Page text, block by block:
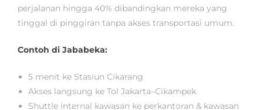
perjalanan hingga 40% dibandingkan mereka yang
tinggal di pinggiran tanpa akses transportasi umum.
Contoh di Jababeka:
5 menit ke Stasiun Cikarang
Akses langsung ke Tol Jakarta–Cikampek
Shuttle internal kawasan ke perkantoran & kawasan